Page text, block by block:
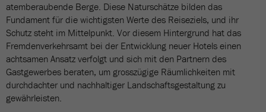
atemberaubende Berge. Diese Naturschätze bilden das
Fundament für die wichtigsten Werte des Reiseziels, und ihr
Schutz steht im Mittelpunkt. Vor diesem Hintergrund hat das
Fremdenverkehrsamt bei der Entwicklung neuer Hotels einen
achtsamen Ansatz verfolgt und sich mit den Partnern des
Gastgewerbes beraten, um grosszügige Räumlichkeiten mit
durchdachter und nachhaltiger Landschaftsgestaltung zu
gewährleisten.